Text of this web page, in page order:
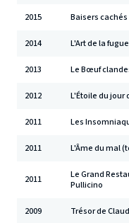
2015 Baisers
2014 L'Art de la
2013 Le Bœuf
2012 L'Étoile du jour
2011 Les
2011 L'Âme du mal
2011
Le Grand
Pullicino
2009 Trésor de